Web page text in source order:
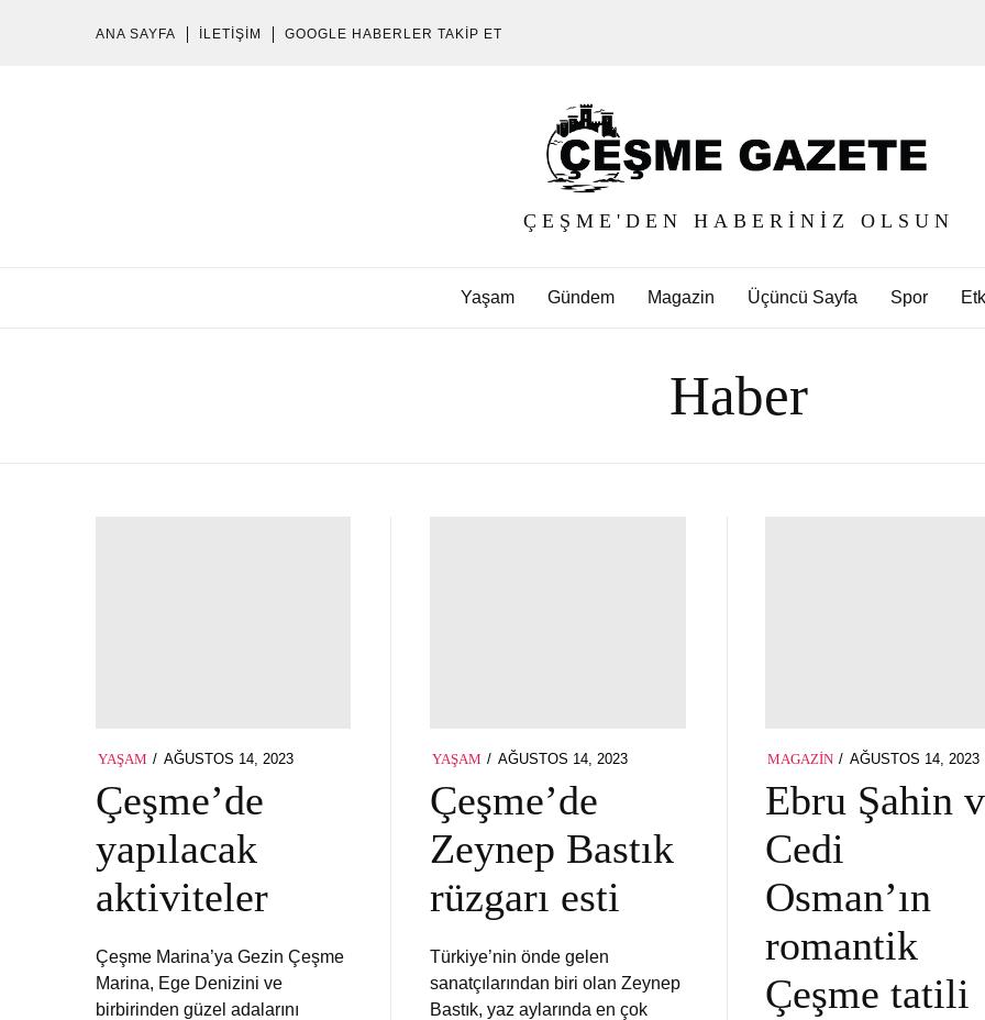
ANA SAYFA İLETIŞIM GOOGLE HABERLER TAKIP ET
ÇEŞME'DEN HABERINIZ OLSUN
Yaşam Gündem Magazin Üçüncü Sayfa Spor
Haber
YAŞAM
POSTED
AĞUSTOS 14, 2023
Çeşme’de
yapılacak
aktiviteler
Çeşme Marina’ya Gezin Çeşme
Marina, Ege Denizini ve
birbirinden güzel adalarını
YAŞAM
POSTED
AĞUSTOS 14, 2023
Çeşme’de
Zeynep Bastık
rüzgarı esti
Türkiye’nin önde gelen
sanatçılarından biri olan Zeynep
Bastık, yaz aylarında en çok
MAGAZIN
POSTED
ON
AĞUSTOS 14, 2023
Ebru Şahin
Cedi
Osman’ın
romantik
Çeşme tatili